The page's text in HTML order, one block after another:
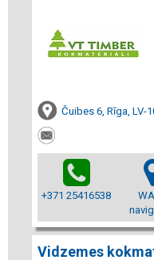
Čuibes 6, Rīga, LV-
+371 25416538
Vidzemes